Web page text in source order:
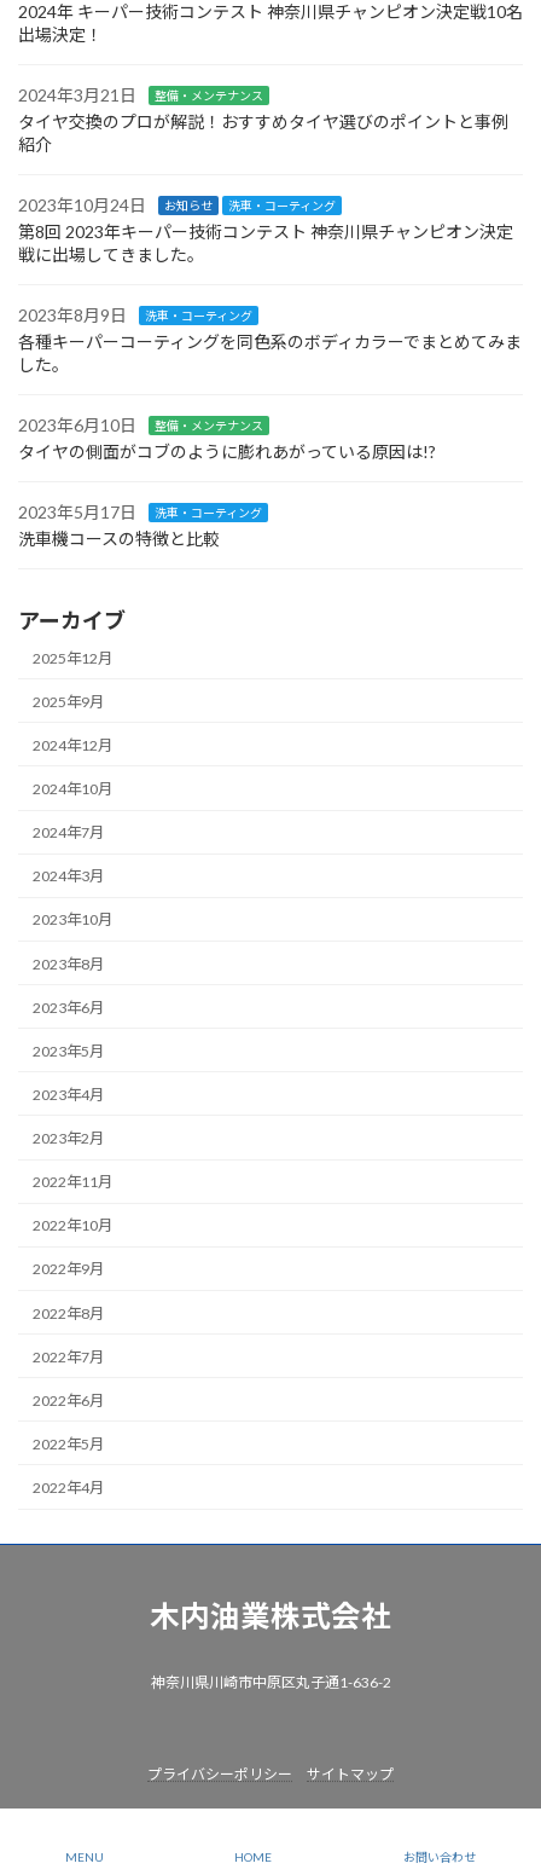
2024年 キーパー技術コンテスト 神奈川県チャンピオン決定戦10名
出場決定！
2024年3月21日 整備・メンテナンス
タイヤ交換のプロが解説！おすすめタイヤ選びのポイントと事例
紹介
2023年10月24日 お知らせ 洗車・コーティング
第8回 2023年キーパー技術コンテスト 神奈川県チャンピオン決定
戦に出場してきました。
2023年8月9日 洗車・コーティング
各種キーパーコーティングを同色系のボディカラーでまとめてみま
した。
2023年6月10日 整備・メンテナンス
タイヤの側面がコブのように膨れあがっている原因は!?
2023年5月17日 洗車・コーティング
洗車機コースの特徴と比較
アーカイブ
2025年12月
2025年9月
2024年12月
2024年10月
2024年7月
2024年3月
2023年10月
2023年8月
2023年6月
2023年5月
2023年4月
2023年2月
2022年11月
2022年10月
2022年9月
2022年8月
2022年7月
2022年6月
2022年5月
2022年4月
木内油業株式会社
神奈川県川崎市中原区丸子通1-636-2
プライバシーポリシー サイトマップ
MENU HOME お問い合わせ